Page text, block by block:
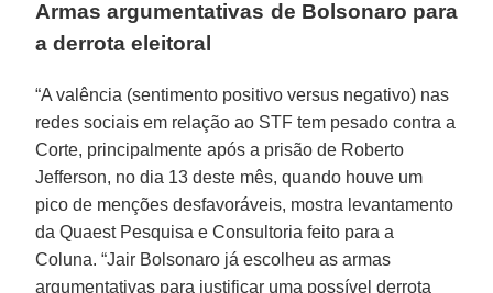
Armas argumentativas de Bolsonaro para
a derrota eleitoral
“A valência (sentimento positivo versus negativo) nas
redes sociais em relação ao STF tem pesado contra a
Corte, principalmente após a prisão de Roberto
Jefferson, no dia 13 deste mês, quando houve um
pico de menções desfavoráveis, mostra levantamento
da Quaest Pesquisa e Consultoria feito para a
Coluna. “Jair Bolsonaro já escolheu as armas
argumentativas para justificar uma possível derrota